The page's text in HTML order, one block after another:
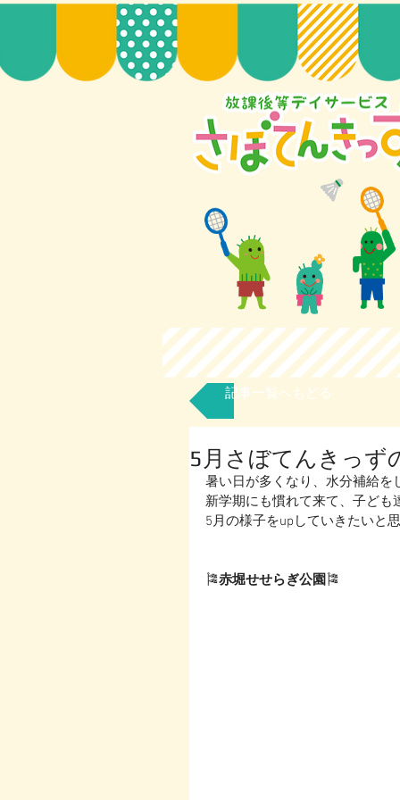
記事一覧へもどる
5月さぼてんきっず
暑い日が多くなり、水分補給を
新学期にも慣れて来て、子ども
5月の様子をupしていきたいと
🎏赤堀せせらぎ公園 🎏